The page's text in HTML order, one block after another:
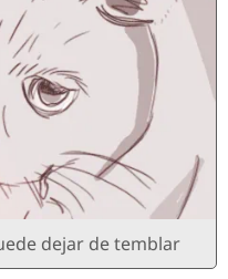
dejar de temblar